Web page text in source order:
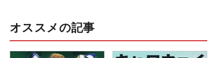
オススメの記事